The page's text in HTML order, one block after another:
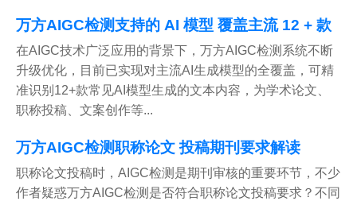
万方AIGC检测支持的 AI 模型 覆盖主流 12 + 款
在AIGC技术广泛应用的背景下，万方AIGC检测系统不断
升级优化，目前已实现对主流AI生成模型的全覆盖，可精
准识别12+款常见AI模型生成的文本内容，为学术论文、
职称投稿、文案创作等...
万方AIGC检测职称论文 投稿期刊要求解读
职称论文投稿时，AIGC检测是期刊审核的重要环节，不少
作者疑惑万方AIGC检测是否符合职称论文投稿要求？不同